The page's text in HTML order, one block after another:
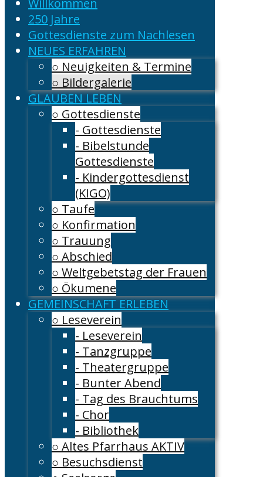
Willkommen
250 Jahre
Gottesdienste zum Nachlesen
NEUES ERFAHREN
○ Neuigkeiten & Termine
○ Bildergalerie
GLAUBEN LEBEN
○ Gottesdienste
- Gottesdienste
- Bibelstunde
Gottesdienste
- Kindergottesdienst
(KIGO)
○ Taufe
○ Konfirmation
○ Trauung
○ Abschied
○ Weltgebetstag der Frauen
○ Ökumene
GEMEINSCHAFT ERLEBEN
○ Leseverein
- Leseverein
- Tanzgruppe
- Theatergruppe
- Bunter Abend
- Tag des Brauchtums
- Chor
- Bibliothek
○ Altes Pfarrhaus AKTIV
○ Besuchsdienst